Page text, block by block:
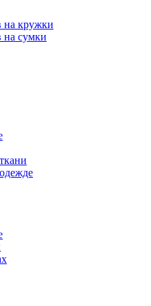
на кружки
на сумки